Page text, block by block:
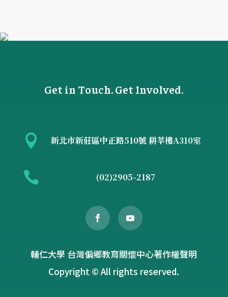
Get in Touch. Get Involved.
 新北市新莊區中正路510號 耕莘樓A310室
 (02)2905-2187
輔仁大學 台灣偏鄉教育關懷中心著作權聲明
Copyright © All rights reserved.